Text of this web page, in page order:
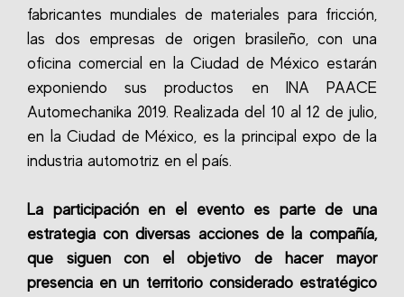
fabricantes mundiales de materiales para fricción,
las dos empresas de origen brasileño, con una
oficina comercial en la Ciudad de México estarán
exponiendo sus productos en INA PAACE
Automechanika 2019. Realizada del 10 al 12 de julio,
en la Ciudad de México, es la principal expo de la
industria automotriz en el país.
La participación en el evento es parte de una
estrategia con diversas acciones de la compañía,
que siguen con el objetivo de hacer mayor
presencia en un territorio considerado estratégico